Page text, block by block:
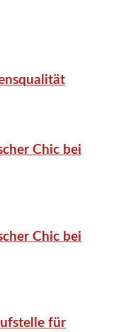
Chic bei
Chic bei
für